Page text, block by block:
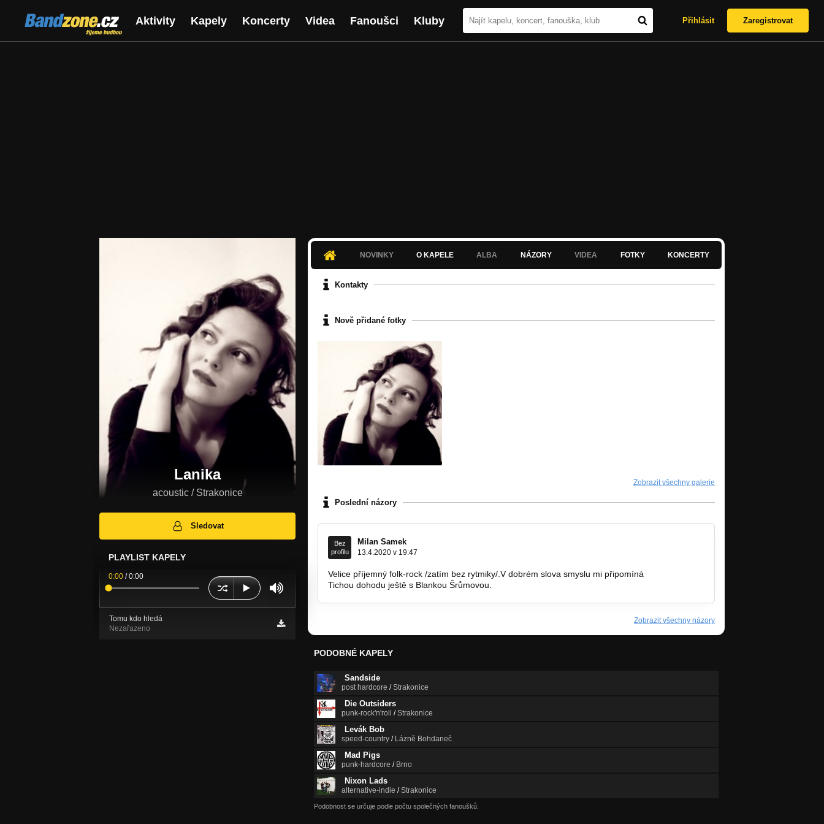
Bandzone.cz
žijeme hudbou
Aktivity Kapely Koncerty Videa Fanoušci Kluby Přihlásit Zaregistrovat
Lanika
acoustic / Strakonice
Sledovat
PLAYLIST KAPELY
0:00 /0:00
Tomu kdo hledá
Nezařazeno
NOVINKY O KAPELE ALBA NÁZORY VIDEA FOTKY KONCERTY
Kontakty
Nově přidané fotky
Zobrazit všechny galerie
Poslední názory
Bez
profilu
Milan Samek
13.4.2020 v 19:47
Velice příjemný folk-rock /zatím bez rytmiky/.V dobrém slova smyslu mi připomíná
Tichou dohodu ještě s Blankou Šrůmovou.
Zobrazit všechny názory
PODOBNÉ KAPELY
Sandside
post hardcore /Strakonice
Die Outsiders
punk-rock'n'roll /Strakonice
Levák Bob
speed-country / Lázně Bohdaneč
Mad Pigs
punk-hardcore / Brno
Nixon Lads
alternative-indie /Strakonice
Podobnost se určuje podle počtu společných fanoušků.